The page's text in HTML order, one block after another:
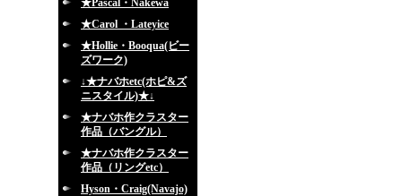
★Pascal・Nakewa
★Carol ・Lateyice
★Hollie・Booqua(ビー
ズワーク)
↓★ナバホetc(ホピ&ズ
ニスタイル)★↓
★ナバホ作クラスター
作品（バングル）
★ナバホ作クラスター
作品（リングetc）
Hyson・Craig(Navajo)